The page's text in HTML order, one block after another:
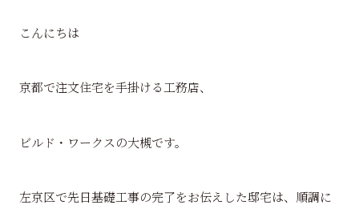
こんにちは
京都で注文住宅を手掛ける工務店、
ビルド・ワークスの大槻です。
左京区で先日基礎工事の完了をお伝えした邸宅は、順調に